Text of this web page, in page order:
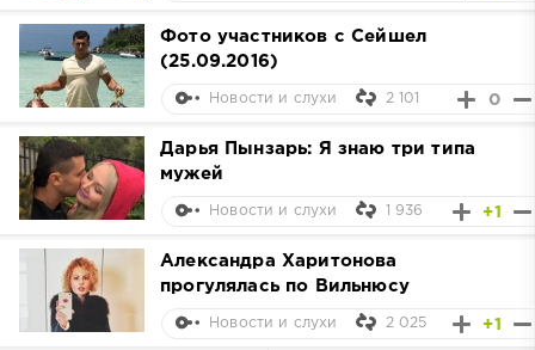
Фото участников с Сейшел
(25.09.2016)
0
Новости и слухи 2 101
Дарья Пынзарь: Я знаю три типа
мужей
+1
Новости и слухи 1 936
Александра Харитонова
прогулялась по Вильнюсу
+1
Новости и слухи 2 025